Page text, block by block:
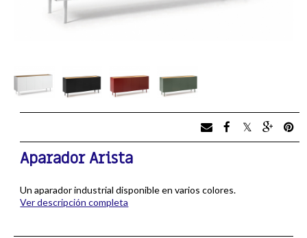
Aparador Arista
Un aparador industrial disponible en varios colores.
Ver descripción completa